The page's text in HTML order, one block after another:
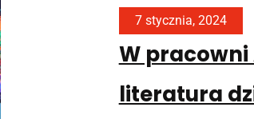
7 stycznia, 2024
W pracowni
literatura